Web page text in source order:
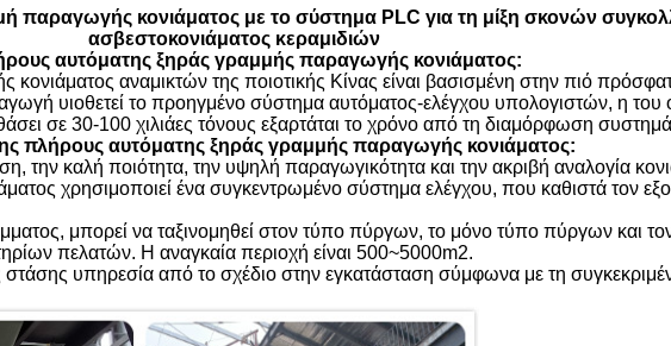
παραγωγής κονιάματος με το σύστημα PLC για τη μίξη σκονών
ασβεστοκονιάματος κεραμιδιών
αυτόματης ξηράς γραμμής παραγωγής κονιάματος:
αναμικτών της ποιοτικής Κίνας είναι βασισμένη στην πιό
υιοθετεί το προηγμένο σύστημα αυτόματος-ελέγχου υπολογιστών, η του
σε 30-100 χιλιάες τόνους εξαρτάται το χρόνο από τη διαμόρφωση
πλήρους αυτόματης ξηράς γραμμής παραγωγής κονιάματος:
την καλή ποιότητα, την υψηλή παραγωγικότητα και την ακριβή αναλογία
χρησιμοποιεί ένα συγκεντρωμένο σύστημα ελέγχου, που καθιστά τον
μπορεί να ταξινομηθεί στον τύπο πύργων, το μόνο τύπο πύργων και
πελατών. Η αναγκαία περιοχή είναι 500~5000m2.
υπηρεσία από το σχέδιο στην εγκατάσταση σύμφωνα με τη